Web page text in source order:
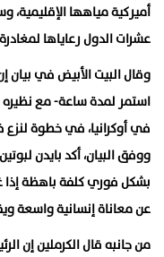
أميركية مياهها الإقليمية،
عشرات الدول رعاياها لمغادرة
وقال البيت الأبيض في
استمر لمدة ساعة- مع
في أوكرانيا، في خطوة لنزع
ووفق البيان، أكد بايدن
بشكل فوري كلفة باهظة إذا
عن معاناة إنسانية واسعة
من جانبه قال الكرملين إن